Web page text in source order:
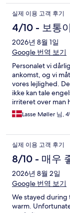
실제 이용 고객 후기
4/10 - 보통
2026년 8월 1일
Google 번역 보기
Personalet vi
ankomst, og vi
vores lejlighed.
ikke kan tale
irriteret over man
Lasse Møller 님,
실제 이용 고객 후기
8/10 - 매우
2026년 8월 2일
Google 번역 보기
We stayed during
warm.